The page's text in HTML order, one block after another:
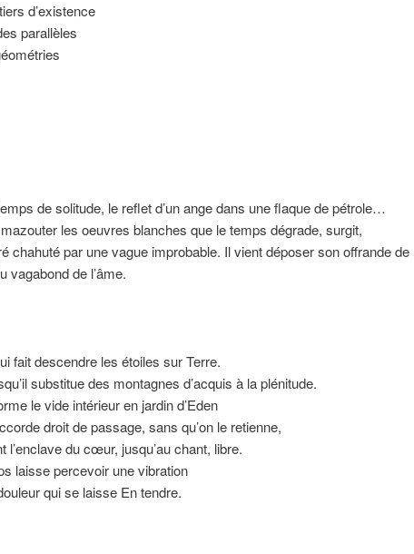
d’existence
parallèles
de solitude, le reflet d’un ange dans une flaque de pétrole…
les oeuvres blanches que le temps dégrade, surgit,
chahuté par une vague improbable. Il vient déposer son offrande de
vagabond de l’âme.
fait descendre les étoiles sur Terre.
substitue des montagnes d’acquis à la plénitude.
le vide intérieur en jardin d’Eden
droit de passage, sans qu’on le retienne,
l’enclave du cœur, jusqu’au chant, libre.
laisse percevoir une vibration
qui se laisse En tendre.